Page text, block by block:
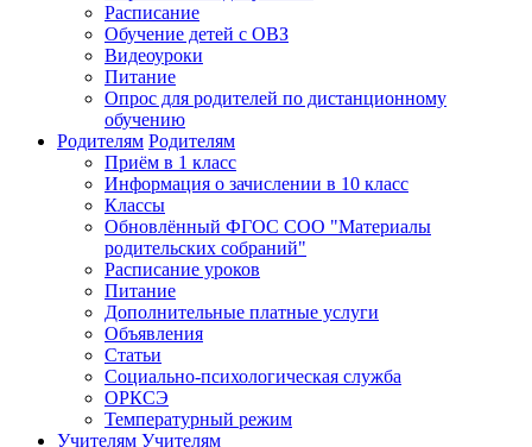
Расписание
Обучение детей с ОВЗ
Видеоуроки
Питание
Опрос для родителей по дистанционному
обучению
Родителям Родителям
Приём в 1 класс
Информация о зачислении в 10 класс
Классы
Обновлённый ФГОС СОО "Материалы
родительских собраний"
Расписание уроков
Питание
Дополнительные платные услуги
Объявления
Статьи
Социально-психологическая служба
ОРКСЭ
Температурный режим
Учителям Учителям